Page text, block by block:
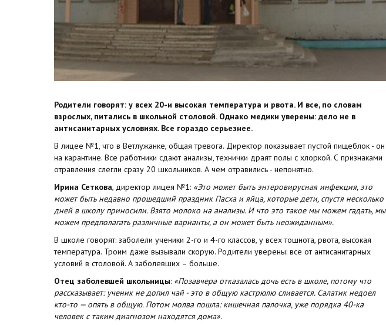
Родители говорят: у всех 20-и высокая температура и рвота. И все, по словам
взрослых, питались в школьной столовой. Однако медики уверены: дело не в
антисанитарных условиях. Все гораздо серьезнее.
В лицее №1, что в Ветлужанке, общая тревога. Директор показывает пустой пищеблок - он
на карантине. Все работники сдают анализы, технички драят полы с хлоркой. С признаками
отравления слегли сразу 20 школьников. А чем отравились - непонятно.
Ирина Сеткова, директор лицея №1: «Это может быть энтеровирусная инфекция, это
может быть недавно прошедший праздник Пасха и яйца, которые дети, спустя несколько
дней в школу приносили. Взято молоко на анализы. И что это такое мы можем гадать, мы
можем предполагать различные варианты, а он может быть неожиданным».
В школе говорят: заболели ученики 2-го и 4-го классов, у всех тошнота, рвота, высокая
температура. Троим даже вызывали скорую. Родители уверены: все от антисанитарных
условий в столовой. А заболевших – больше.
Отец заболевшей школьницы: «Позавчера отказалась дочь есть в школе, потому что
рассказывает: ученик не допил чай - это в общую кастрюлю сливается. Салатик недоел
кто-то — опять в общую. Потом молва пошла: кишечная палочка, уже порядка 40-ка
человек с таким диагнозом находятся дома».